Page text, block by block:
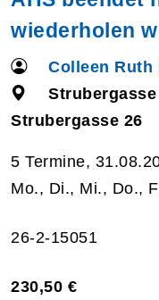
wiederholen
Colleen Ruth
Strubergasse
Strubergasse 26
5 Termine,
Mo., Di., Mi., Do.,
26-2-15051
230,50 €